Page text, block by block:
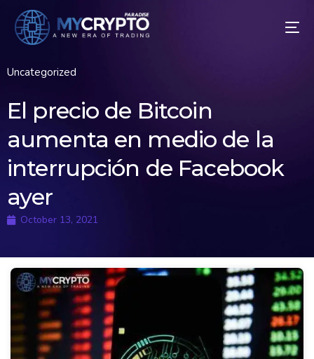
Uncategorized
El precio de Bitcoin
aumenta en medio de la
interrupción de Facebook
ayer
October 13, 2021